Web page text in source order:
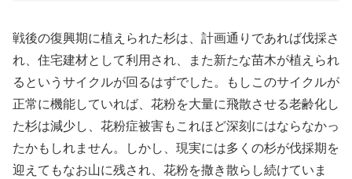
戦後の復興期に植えられた杉は、計画通りであれば伐採さ
れ、住宅建材として利用され、また新たな苗木が植えられ
るというサイクルが回るはずでした。もしこのサイクルが
正常に機能していれば、花粉を大量に飛散させる老齢化し
た杉は減少し、花粉症被害もこれほど深刻にはならなかっ
たかもしれません。しかし、現実には多くの杉が伐採期を
迎えてもなお山に残され、花粉を撒き散らし続けていま